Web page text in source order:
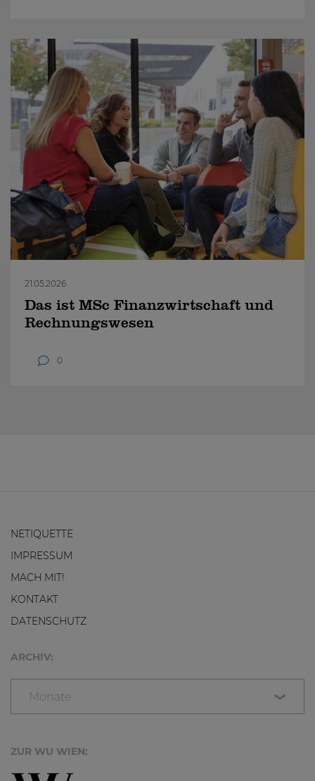
21.05.2026
Das ist MSc Finanzwirtschaft und
Rechnungswesen
0
NETIQUETTE
IMPRESSUM
MACH MIT!
KONTAKT
DATENSCHUTZ
ARCHIV:
Monate
ZUR WU WIEN: